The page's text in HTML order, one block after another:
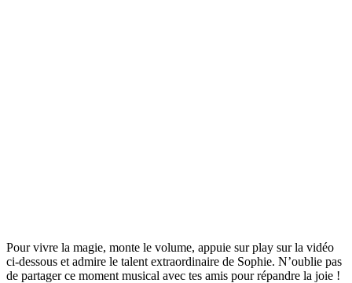
Pour vivre la magie, monte le volume, appuie sur play sur la vidéo
ci-dessous et admire le talent extraordinaire de Sophie. N’oublie pas
de partager ce moment musical avec tes amis pour répandre la joie !